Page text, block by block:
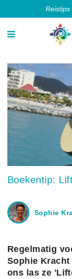
Boekentip:
Sophie
Regelmatig
Sophie
ons las ze